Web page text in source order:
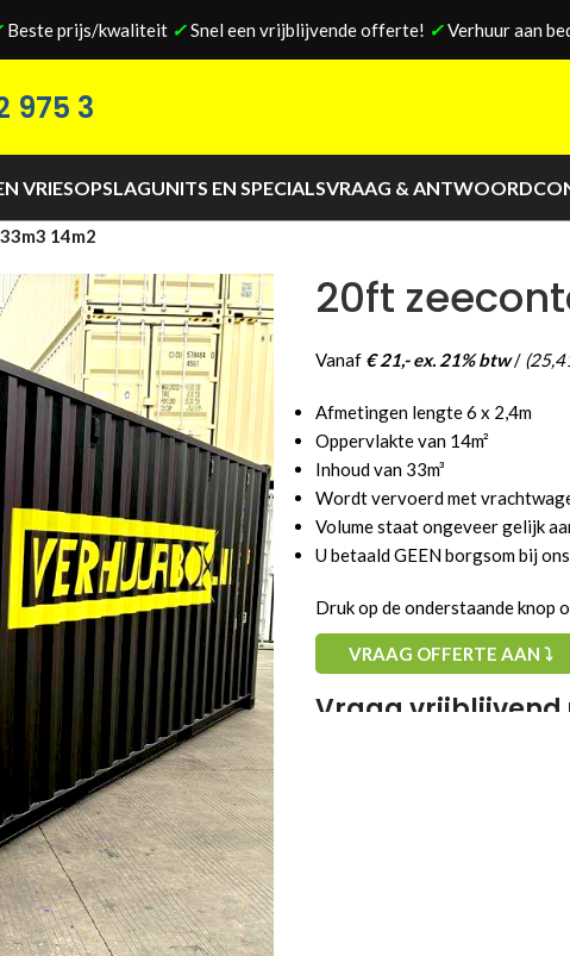
Beste prijs/kwaliteit ✓Snel een vrijblijvende offerte! ✓Verhuur aan
975 3
VRIESOPSLAGUNITS EN SPECIALSVRAAG & ANTWOORD
14m2
20ft
Vanaf € 21,- ex. 21% btw/
Afmetingen lengte 6 x 2,4m
Oppervlakte van 14m²
Inhoud van 33m³
Wordt vervoerd met
Volume staat ongeveer gelijk
U betaald GEEN borgsom bij
Druk op de onderstaande knop
VRAAG OFFERTE AAN ⤵
Vraag vrijblijvend